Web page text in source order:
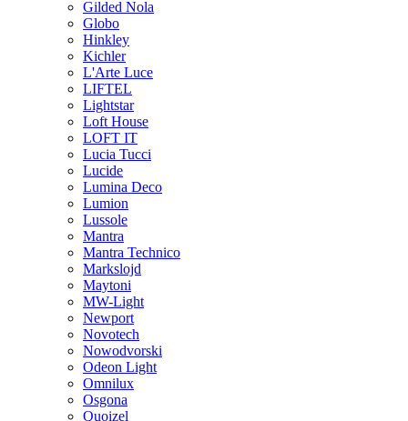
Gilded Nola
Globo
Hinkley
Kichler
L'Arte Luce
LIFTEL
Lightstar
Loft House
LOFT IT
Lucia Tucci
Lucide
Lumina Deco
Lumion
Lussole
Mantra
Mantra Technico
Markslojd
Maytoni
MW-Light
Newport
Novotech
Nowodvorski
Odeon Light
Omnilux
Osgona
Quoizel